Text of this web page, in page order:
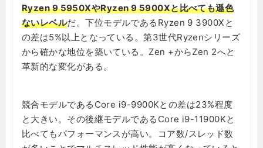
Ryzen 9 5950XやRyzen 9 5900Xと比べても遜色
ないレベルだ。下位モデルであるRyzen 9 3900Xと
の差は5%以上となっている。第3世代Ryzenシリーズ
から確かな地位を築いている。Zen +からZen 2へと
革新的な変化がある。
競合モデルであるCore i9-9900Kとの差は23%程度
と大きい。その後継モデルであるCore i9-11900Kと
比べてもパフォーマンスが高い。コア数/スレッド数